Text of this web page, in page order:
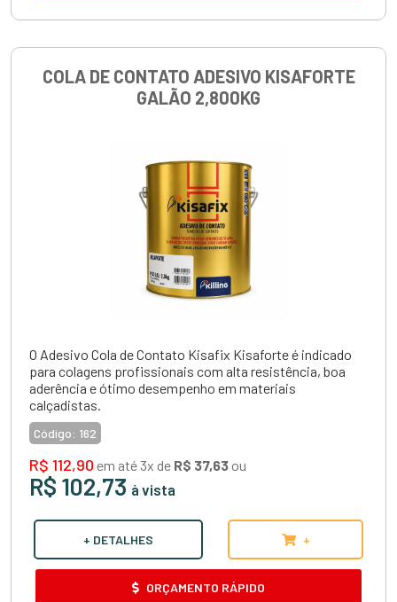
COLA DE CONTATO ADESIVO KISAFORTE
GALÃO 2,800KG
O Adesivo Cola de Contato Kisafix Kisaforte é indicado
para colagens profissionais com alta resistência, boa
aderência e ótimo desempenho em materiais
calçadistas.
Código: 162
R$ 112,90 em até 3x de R$ 37,63 ou
R$ 102,73 à vista
+ DETALHES +
ORÇAMENTO RÁPIDO